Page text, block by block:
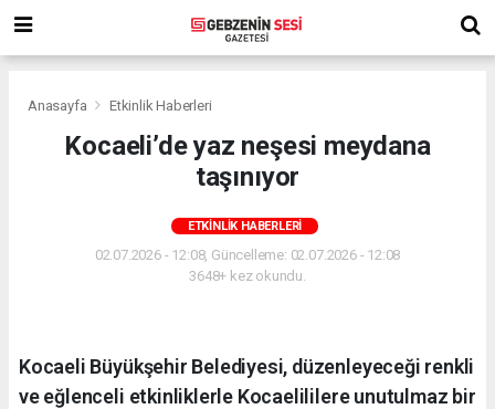
Anasayfa Etkinlik Haberleri
Kocaeli’de yaz neşesi meydana
taşınıyor
ETKINLIK HABERLERI
02.07.2026 - 12:08, Güncelleme: 02.07.2026 - 12:08
3648+ kez okundu.
Kocaeli Büyükşehir Belediyesi, düzenleyeceği renkli
ve eğlenceli etkinliklerle Kocaelililere unutulmaz bir